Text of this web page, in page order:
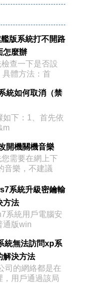
版系統打不開路
怎麼辦
一下是否設
體方法：首
統如何取消（禁
如下：1、首先依
開機關機音樂
要在網上下
音樂，不建議
系統升級密鑰輸
方法
統用戶電腦安
通版win
統無法訪問xp系
解決方法
的網絡都是在
，用戶通過該局